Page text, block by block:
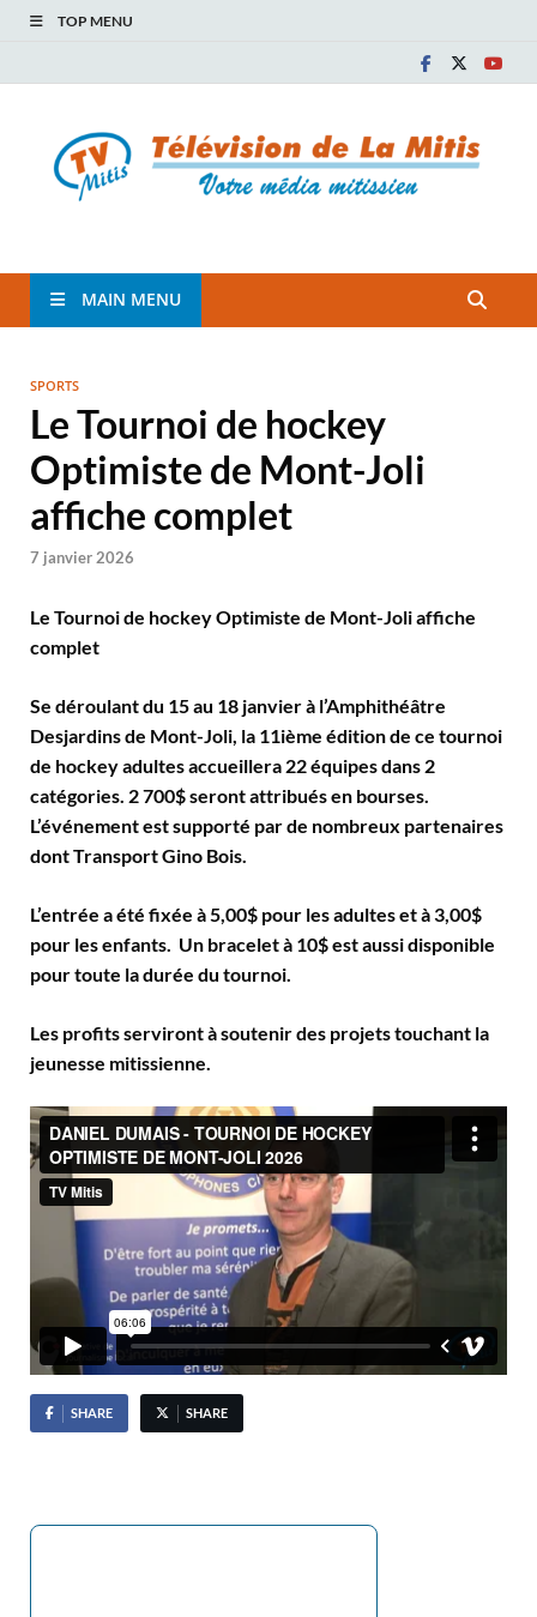
TOP MENU
TVM
MAIN MENU
SPORTS
Le Tournoi de hockey
Optimiste de Mont-Joli
affiche complet
7 janvier 2026
Le Tournoi de hockey Optimiste de Mont-Joli affiche
complet
Se déroulant du 15 au 18 janvier à l’Amphithéâtre
Desjardins de Mont-Joli, la 11ième édition de ce tournoi
de hockey adultes accueillera 22 équipes dans 2
catégories. 2 700$ seront attribués en bourses.
L’événement est supporté par de nombreux partenaires
dont Transport Gino Bois.
L’entrée a été fixée à 5,00$ pour les adultes et à 3,00$
pour les enfants. Un bracelet à 10$ est aussi disponible
pour toute la durée du tournoi.
Les profits serviront à soutenir des projets touchant la
jeunesse mitissienne.
SHARE SHARE